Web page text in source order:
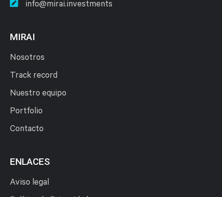
info@mirai.investments
MIRAI
Nosotros
Track record
Nuestro equipo
Portfolio
Contacto
ENLACES
Aviso legal